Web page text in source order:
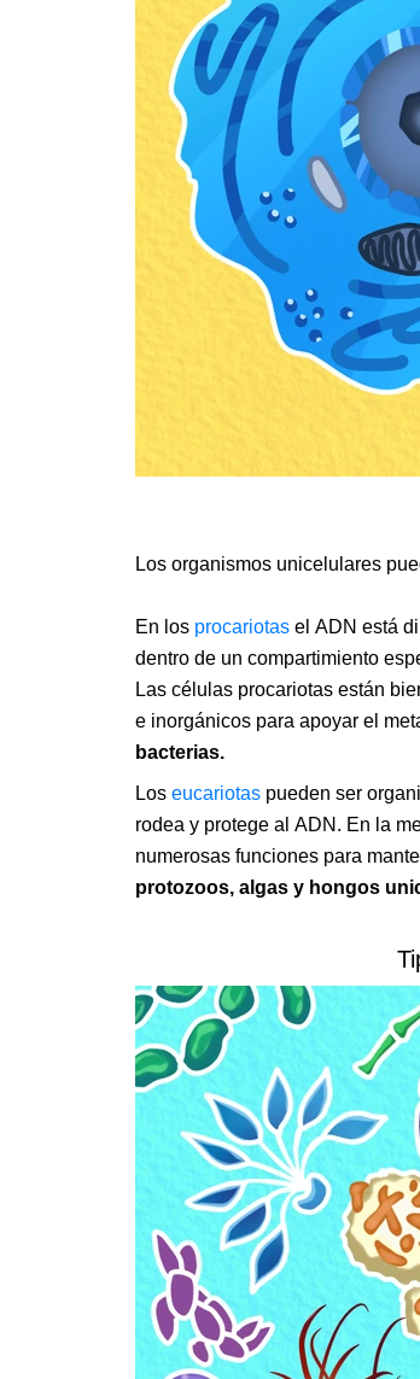
Los organismos unicelulares
En los procariotas el ADN está
dentro de un compartimiento
Las células procariotas están
e inorgánicos para apoyar el
bacterias.
Los eucariotas pueden ser
rodea y protege al ADN. En la
numerosas funciones para
protozoos, algas y hongos